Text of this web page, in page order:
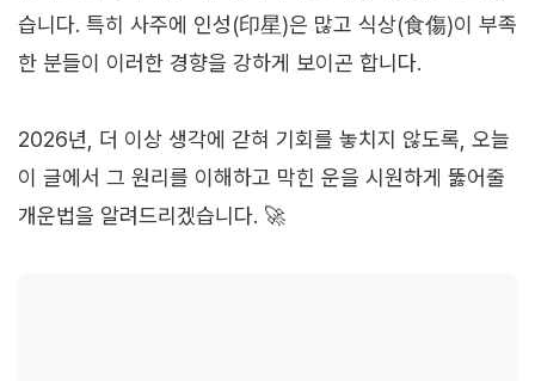
습니다. 특히 사주에 인성(印星)은 많고 식상(食傷)이 부족
한 분들이 이러한 경향을 강하게 보이곤 합니다.
2026년, 더 이상 생각에 갇혀 기회를 놓치지 않도록, 오늘
이 글에서 그 원리를 이해하고 막힌 운을 시원하게 뚫어줄
개운법을 알려드리겠습니다. 🚀